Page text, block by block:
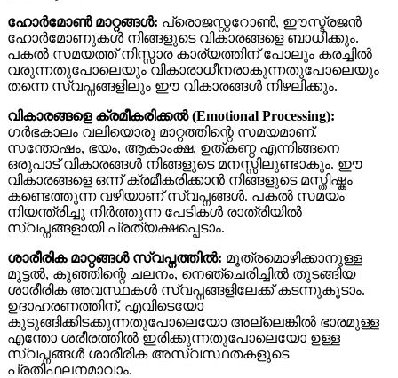
ഹോർമോൺ മാറ്റങ്ങൾ: പ്രൊജസ്റ്ററോൺ, ഈസ്ട്രജൻ
ഹോർമോണുകൾ നിങ്ങളുടെ വികാരങ്ങളെ ബാധിക്കും.
പകൽ സമയത്ത് നിസ്സാര കാര്യത്തിന് പോലും കരച്ചിൽ
വരുന്നതുപോലെയും വികാരാധീനരാകുന്നതുപോലെയും
തന്നെ സ്വപ്നങ്ങളിലും ഈ വികാരങ്ങൾ നിഴലിക്കും.
വികാരങ്ങളെ ക്രമീകരിക്കൽ (Emotional Processing):
ഗർഭകാലം വലിയൊരു മാറ്റത്തിന്റെ സമയമാണ്.
സന്തോഷം, ഭയം, ആകാംക്ഷ, ഉത്കണ്ഠ എന്നിങ്ങനെ
ഒരുപാട് വികാരങ്ങൾ നിങ്ങളുടെ മനസ്സിലുണ്ടാകും. ഈ
വികാരങ്ങളെ ഒന്ന് ക്രമീകരിക്കാൻ നിങ്ങളുടെ മസ്തിഷ്കം
കണ്ടെത്തുന്ന വഴിയാണ് സ്വപ്നങ്ങൾ. പകൽ സമയം
നിയന്ത്രിച്ചു നിർത്തുന്ന പേടികൾ രാത്രിയിൽ
സ്വപ്നങ്ങളായി പ്രത്യക്ഷപ്പെടാം.
ശാരീരിക മാറ്റങ്ങൾ സ്വപ്നത്തിൽ: മൂത്രമൊഴിക്കാനുള്ള
മുട്ടൽ, കുഞ്ഞിന്റെ ചലനം, നെഞ്ചെരിച്ചിൽ തുടങ്ങിയ
ശാരീരിക അവസ്ഥകൾ സ്വപ്നങ്ങളിലേക്ക് കടന്നുകൂടാം.
ഉദാഹരണത്തിന്, എവിടെയോ
കുടുങ്ങിക്കിടക്കുന്നതുപോലെയോ അല്ലെങ്കിൽ ഭാരമുള്ള
എന്തോ ശരീരത്തിൽ ഇരിക്കുന്നതുപോലെയോ ഉള്ള
സ്വപ്നങ്ങൾ ശാരീരിക അസ്വസ്ഥതകളുടെ
പ്രതിഫലനമാവാം.